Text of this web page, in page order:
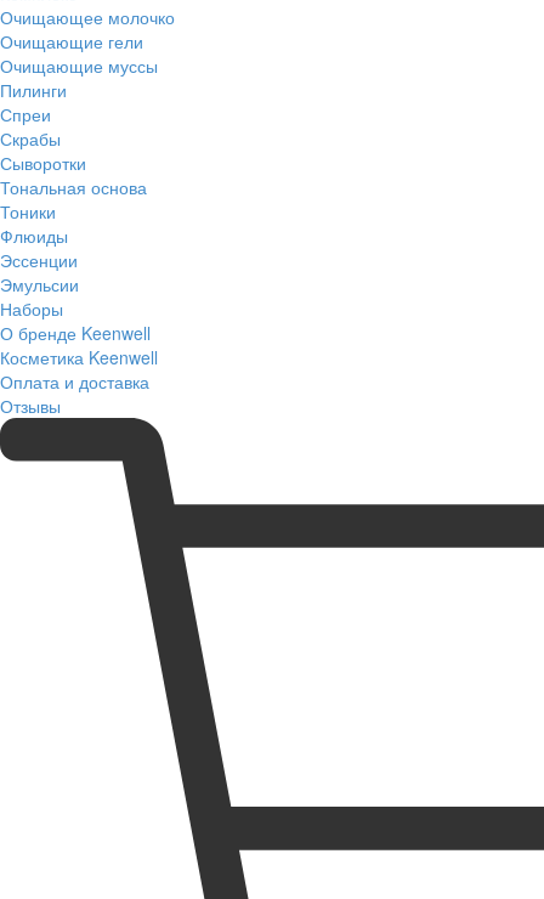
Очищающее молочко
Очищающие гели
Очищающие муссы
Пилинги
Спреи
Скрабы
Сыворотки
Тональная основа
Тоники
Флюиды
Эссенции
Эмульсии
Наборы
О бренде Keenwell
Косметика Keenwell
Оплата и доставка
Отзывы